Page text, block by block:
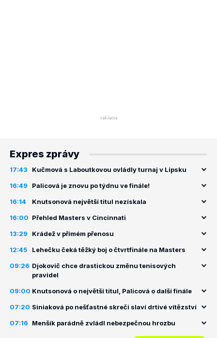
Expres zprávy
17:43 Kučmová s Laboutkovou ovládly turnaj v Lipsku
16:49 Palicová je znovu po týdnu ve finále!
16:14 Knutsonová největší titul nezískala
16:00 Přehled Masters v Cincinnati
13:29 Krádež v přímém přenosu
12:45 Lehečku čeká těžký boj o čtvrtfinále na Masters
09:26 Djokovič chce drastickou změnu tenisových
pravidel
09:00 Knutsonová o největší titul, Palicová o další finále
07:20 Siniaková po nešťastné skreči slaví drtivé vítězství
07:16 Menšík parádně zvládl nebezpečnou hrozbu